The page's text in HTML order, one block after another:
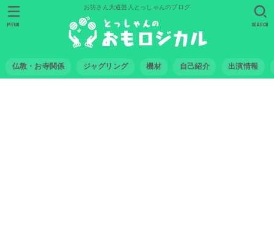
お坊さん大道芸人とっしゃんのブログ
仏教・お寺関係 ジャグリング 機材 自己紹介 出演情報
SEARCH
MENU